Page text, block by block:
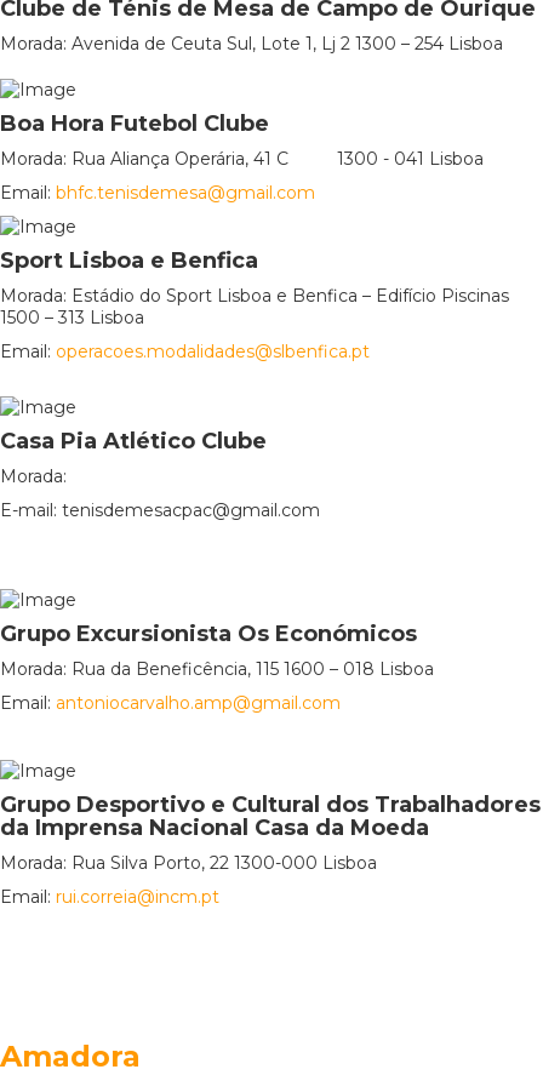
Clube de Ténis de Mesa de Campo de Ourique
Morada: Avenida de Ceuta Sul, Lote 1, Lj 2 1300 – 254 Lisboa
Boa Hora Futebol Clube
Morada: Rua Aliança Operária, 41 C 1300 - 041 Lisboa
Email: bhfc.tenisdemesa@gmail.com
Sport Lisboa e Benfica
Morada: Estádio do Sport Lisboa e Benfica – Edifício Piscinas
1500 – 313 Lisboa
Email: operacoes.modalidades@slbenfica.pt
Casa Pia Atlético Clube
Morada:
E-mail: tenisdemesacpac@gmail.com
Grupo Excursionista Os Económicos
Morada: Rua da Beneficência, 115 1600 – 018 Lisboa
Email: antoniocarvalho.amp@gmail.com
Grupo Desportivo e Cultural dos Trabalhadores
da Imprensa Nacional Casa da Moeda
Morada: Rua Silva Porto, 22 1300-000 Lisboa
Email: rui.correia@incm.pt
Amadora